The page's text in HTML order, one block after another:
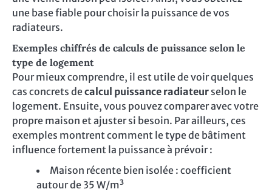
une base fiable pour choisir la puissance de vos
radiateurs.
Exemples chiffrés de calculs de puissance selon le
type de logement
Pour mieux comprendre, il est utile de voir quelques
cas concrets decalcul puissance radiateur selon le
logement. Ensuite, vous pouvez comparer avec votre
propre maison et ajuster si besoin. Par ailleurs, ces
exemples montrent comment le type de bâtiment
influence fortement la puissance à prévoir :
Maison récente bien isolée : coefficient
autour de 35 W/m³